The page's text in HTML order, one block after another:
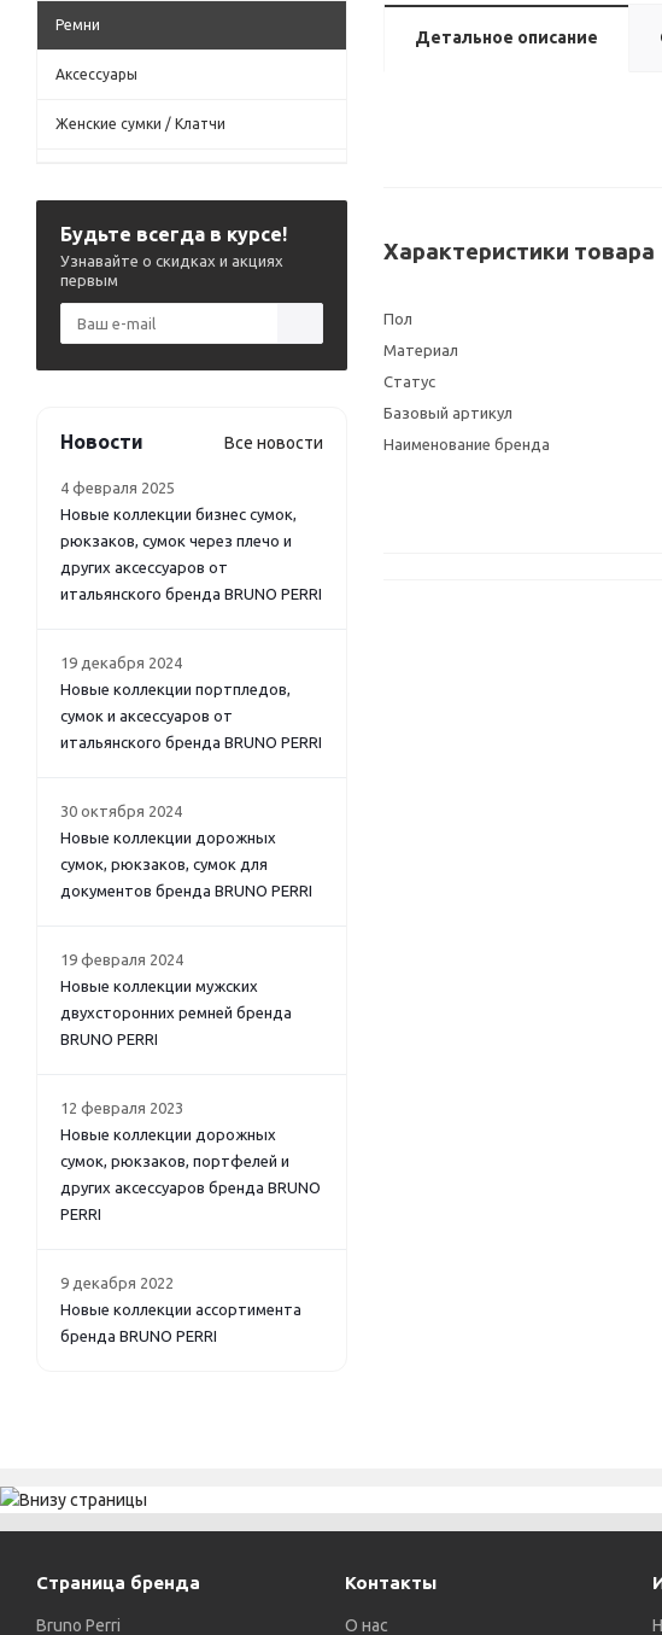
Детальное описание
Характеристики товара
Пол
Материал
Статус
Базовый артикул
Наименование бренда
Ремни
Аксессуары
Женские сумки / Клатчи
Будьте всегда в курсе!
Узнавайте о скидках и акциях
первым
Новости Все новости
4 февраля 2025
Новые коллекции бизнес сумок,
рюкзаков, сумок через плечо и
других аксессуаров от
итальянского бренда BRUNO PERRI
19 декабря 2024
Новые коллекции портпледов,
сумок и аксессуаров от
итальянского бренда BRUNO PERRI
30 октября 2024
Новые коллекции дорожных
сумок, рюкзаков, сумок для
документов бренда BRUNO PERRI
19 февраля 2024
Новые коллекции мужских
двухсторонних ремней бренда
BRUNO PERRI
12 февраля 2023
Новые коллекции дорожных
сумок, рюкзаков, портфелей и
других аксессуаров бренда BRUNO
PERRI
9 декабря 2022
Новые коллекции ассортимента
бренда BRUNO PERRI
Страница бренда
Bruno Perri
Контакты
О нас